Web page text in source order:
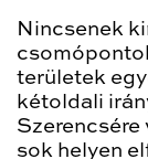
Nincsenek
területek
kétoldali
sok helyen